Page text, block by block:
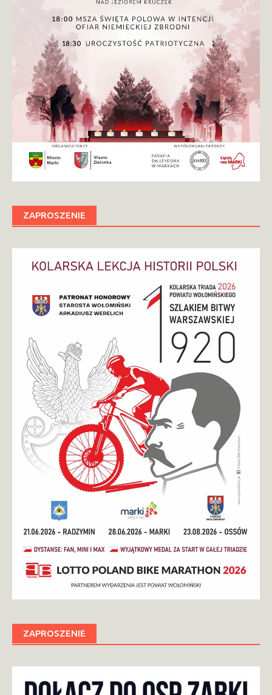
ZAPROSZENIE
ZAPROSZENIE